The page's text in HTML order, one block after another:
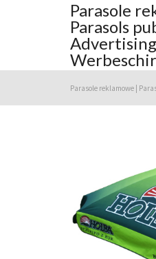
Parasole
Parasols
Advertising
Parasole reklamowe |